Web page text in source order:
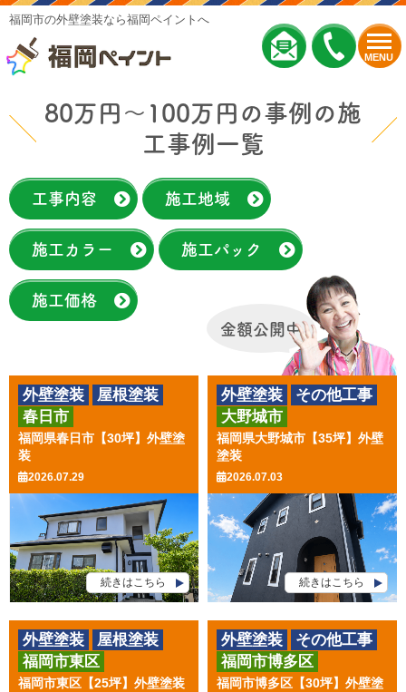
MENU
福岡市の外壁塗装なら福岡ペイントへ
80万円～100万円の事例の施
工事例一覧
工事内容 施工地域
施工カラー 施工パック
施工価格
金額公開中
福岡県春日市【30坪】外壁塗
装
2026.07.29
続きはこちら
外壁塗装
屋根塗装
その他工事
春日市
福岡県大野城市【35坪】外壁
塗装
2026.07.03
続きはこちら
外壁塗装
その他工事
大野城市
福岡市東区【25坪】外壁塗装
外壁塗装
屋根塗装
その他工事
福岡市東区
福岡市博多区【30坪】外壁塗
外壁塗装
その他工事
福岡市博多区